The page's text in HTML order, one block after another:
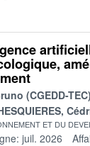
(CGEDD-TEC)
ET DU
juil. 2026